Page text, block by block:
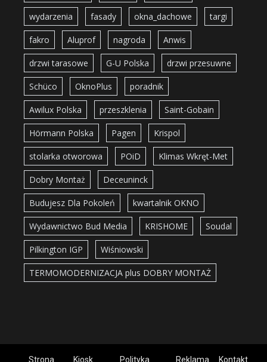
wydarzenia fasady okna_dachowe targi
fakro Aluprof nagroda Anwis
drzwi tarasowe G-U Polska drzwi przesuwne
Schüco OknoPlus poradnik
Awilux Polska przeszklenia Saint-Gobain
Hörmann Polska Pagen Krispol
stolarka otworowa POiD Klimas Wkręt-Met
Dobry Montaż Deceuninck
Budujesz Dla Pokoleń kwartalnik OKNO
Wydawnictwo Bud Media KRISHOME Soudal
Pilkington IGP Wiśniowski
TERMOMODERNIZACJA plus DOBRY MONTAŻ
Strona Kiosk Polityka Reklama Kontakt